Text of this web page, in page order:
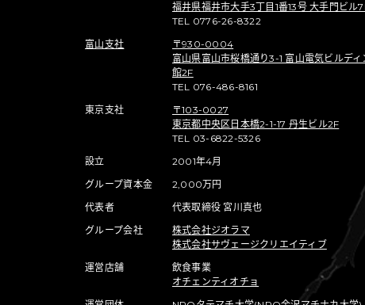
福井県福井市大手3丁目1番13号 大手門ビル
TEL 0776-26-8322
富山支社
〒930-0004
富山県富山市桜橋通り3-1 富山電気ビルディ
館2F
TEL 076-486-8161
東京支社
〒103-0027
東京都中央区日本橋2-1-17 丹生ビル2F
TEL 03-6822-5326
設立
2001年4月
グループ資本金
2,000万円
代表者
代表取締役 宮川真也
グループ会社
株式会社ジオラマ
株式会社サヴェージクリエイティブ
運営店舗
飲食事業
オチェンティオチョ